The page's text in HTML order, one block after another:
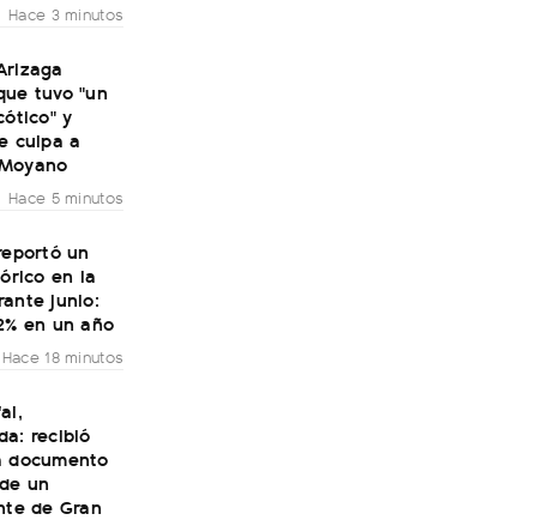
Hace 3 minutos
tuvo "un
y
culpa a
Hace 5 minutos
un
en la
junio:
en un año
Hace 18 minutos
recibió
documento
un
de Gran